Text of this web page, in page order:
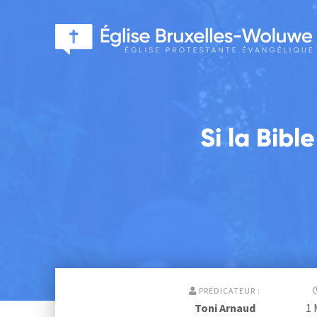
Si la
PRÉDICATEUR :
Toni Arnaud 1